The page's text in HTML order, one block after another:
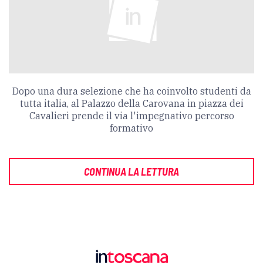
Dopo una dura selezione che ha coinvolto studenti da
tutta italia, al Palazzo della Carovana in piazza dei
Cavalieri prende il via l'impegnativo percorso
formativo
CONTINUA LA LETTURA